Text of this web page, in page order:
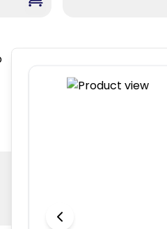
,Combo Para Mamá #4
Combo Economico